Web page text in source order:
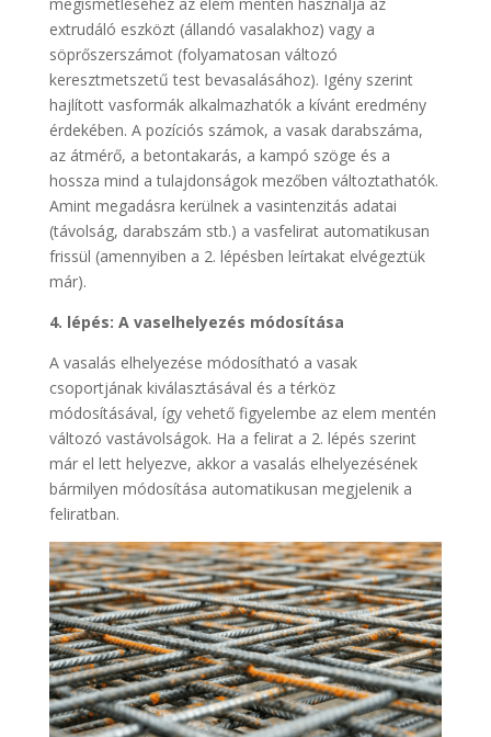
extrudáló eszközt (állandó vasalakhoz) vagy a
söprőszerszámot (folyamatosan változó
keresztmetszetű test bevasalásához). Igény szerint
hajlított vasformák alkalmazhatók a kívánt eredmény
érdekében. A pozíciós számok, a vasak darabszáma,
az átmérő, a betontakarás, a kampó szöge és a
hossza mind a tulajdonságok mezőben változtathatók.
Amint megadásra kerülnek a vasintenzitás adatai
(távolság, darabszám stb.) a vasfelirat automatikusan
frissül (amennyiben a 2. lépésben leírtakat elvégeztük
már).
4. lépés: A vaselhelyezés módosítása
A vasalás elhelyezése módosítható a vasak
csoportjának kiválasztásával és a térköz
módosításával, így vehető figyelembe az elem mentén
változó vastávolságok. Ha a felirat a 2. lépés szerint
már el lett helyezve, akkor a vasalás elhelyezésének
bármilyen módosítása automatikusan megjelenik a
feliratban.